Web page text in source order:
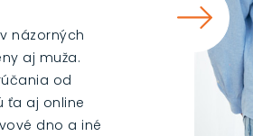
názorných
aj muža.
od
ťa aj online
dno a iné